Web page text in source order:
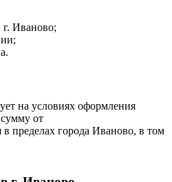
г. Иваново;
на условиях оформления
от
в пределах города Иваново, в том